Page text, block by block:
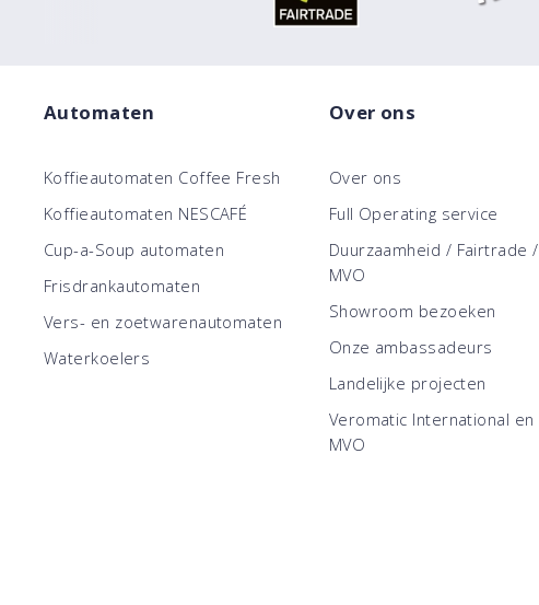
Automaten
Koffieautomaten Coffee Fresh
Koffieautomaten NESCAFÉ
Cup-a-Soup automaten
Frisdrankautomaten
Vers- en zoetwarenautomaten
Waterkoelers
Over ons
Over ons
Full Operating service
Duurzaamheid / Fairtrade /
MVO
Showroom bezoeken
Onze ambassadeurs
Landelijke projecten
Veromatic International en
MVO